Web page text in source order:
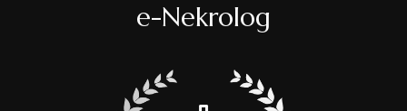
e-Nekrolog